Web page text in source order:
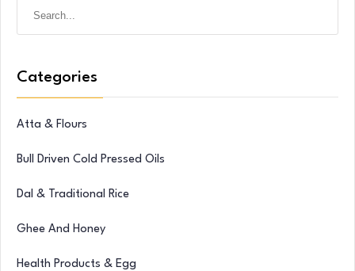
Categories
Atta & Flours
Bull Driven Cold Pressed Oils
Dal & Traditional Rice
Ghee And Honey
Health Products & Egg